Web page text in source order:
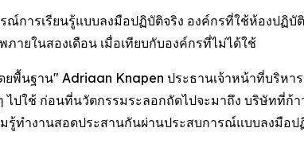
การเรียนรู้แบบลงมือปฏิบัติจริง องค์กรที่ใช้ห้องปฏิบั
ยในสองเดือน เมื่อเทียบกับองค์กรที่ไม่ได้ใช้
พื้นฐาน" Adriaan Knapen ประธานเจ้าหน้าที่บริหา
ไปใช้ ก่อนที่นวัตกรรมระลอกถัดไปจะมาถึง บริษัทที่ก้
ทำงานสอดประสานกันผ่านประสบการณ์แบบลงมือ